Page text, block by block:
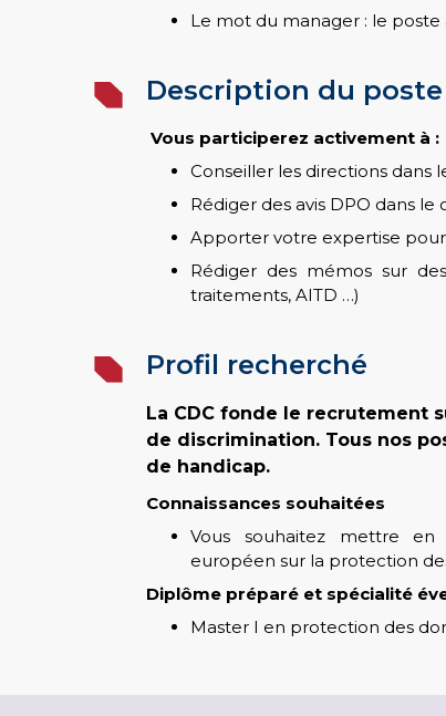
Le mot du manager : le
Description du poste
Vous participerez activement à :
Conseiller les directions dans
Rédiger des avis DPO dans
Apporter votre expertise
Rédiger des mémos sur
traitements, AITD …)
Profil recherché
La CDC fonde le recrutement
de discrimination. Tous nos
de handicap.
Connaissances souhaitées
Vous souhaitez mettre en
européen sur la protection
Diplôme préparé et spécialité
Master I en protection des